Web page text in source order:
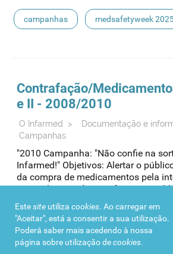
campanhas medsafetyweek
Contrafação/
e II - 2008/2010
O Infarmed > Documentação e
Campanhas
"2010 Campanha: "Não confie na
Infarmed!" Objetivos: Alertar o
da compra de medicamentos pela
canais licenciados, e informar o
formas legais para a encomenda de
através da internet. Público-alvo:
novos compradores de
Meios: Internet (Advertising display,
Marketing e Inquérito on-line)
Estesite utiliza cookies. Ao carregar em
"Aceitar", está a consentir a sua utilização.
Poderá saber mais acedendo à nossa
página sobre utilização decookies.